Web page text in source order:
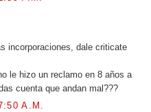
incorporaciones, dale criticate
le hizo un reclamo en 8 años a
cuenta que andan mal???
A.M.